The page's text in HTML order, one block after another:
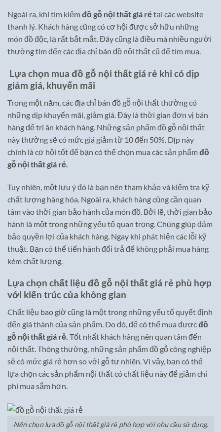
Ngoài ra, khi tìm kiếmđồ gỗ nội thất giá rẻtại các website
thanh lý. Khách hàng cũng có cơ hội được sở hữu những
món đồ độc, lạ rất bắt mắt. Đây cũng là điều mà nhiều người
thường tìm đến các địa chỉ bán đồ nội thất cũ để tìm mua.
Lựa chọn mua đồ gỗ nội thất giá rẻ khi có dịp
giảm giá, khuyến mãi
Trong một năm, các địa chỉ bán đồ gỗ nội thất thường có
những dịp khuyến mãi, giảm giá. Đây là thời gian đơn vị bán
hàng để tri ân khách hàng. Những sản phẩm đồ gỗ nội thất
này thường sẽ có mức giá giảm từ 10 đến 50%. Dịp này
chính là cơ hội tốt để bạn có thể chọn mua các sản phẩmđồ
gỗ nội thất giá rẻ.
Tuy nhiên, một lưu ý đó là bạn nên tham khảo và kiểm tra kỹ
chất lượng hàng hóa. Ngoài ra, khách hàng cũng cần quan
tâm vào thời gian bảo hành của món đồ. Bởi lẽ, thời gian bảo
hành là một trong những yếu tố quan trọng. Chúng giúp đảm
bảo quyền lợi của khách hàng. Ngay khi phát hiện các lỗi kỹ
thuật. Bạn có thể tiến hành đổi trả để không phải mua hàng
kèm chất lượng.
Lựa chọn chất liệu đồ gỗ nội thất giá rẻ phù hợp
với kiến trúc của không gian
Chất liệu bao giờ cũng là một trong những yếu tố quyết định
đến giá thành của sản phẩm. Do đó, để có thể mua đượcđồ
gỗ nội thất giá rẻ. Tốt nhất khách hàng nên quan tâm đến
nội thất. Thông thường, những sản phẩm đồ gỗ công nghiệp
sẽ có mức giá rẻ hơn so với gỗ tự nhiên. Vì vậy, bạn có thể
lựa chọn các sản phẩm nội thất có chất liệu này để giảm chi
phí mua sắm hơn.
Nên chọn lựa đồ gỗ nội thất giá rẻ phù hợp với nhu cầu sử dụng.